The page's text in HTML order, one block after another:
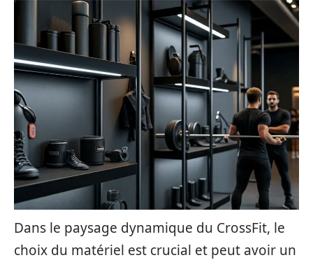
Dans le paysage dynamique du CrossFit, le
choix du matériel est crucial et peut avoir un